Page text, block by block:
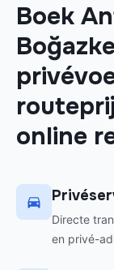
Boek
online
Directe
en privé-